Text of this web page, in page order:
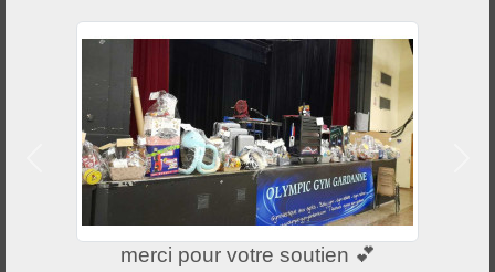
merci pour votre soutien 💕
Précedent